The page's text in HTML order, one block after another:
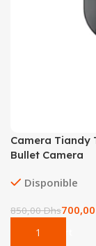
Camera Tiandy
Bullet Camera
Disponible
850,00Dhs700,00
Add To Cart